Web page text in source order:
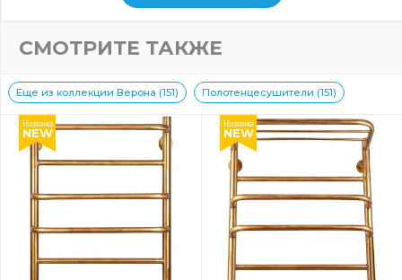
СМОТРИТЕ ТАКЖЕ
Еще из коллекции Верона (151) Полотенцесушители (151)
Новинка
NEW
Новинка
NEW